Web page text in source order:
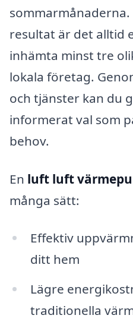
resultat är det alltid
inhämta minst tre
lokala företag.
och tjänster kan du
informerat val som
behov.
En luft luft
många sätt:
Effektiv
ditt hem
Lägre
traditionella